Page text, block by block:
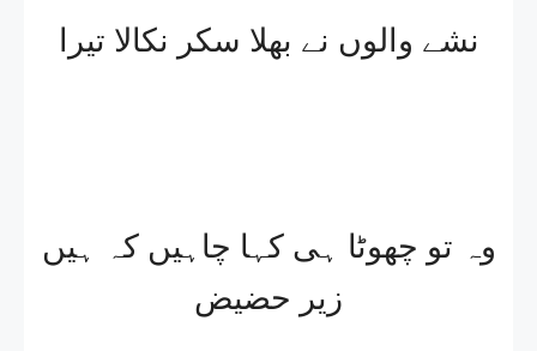
نشے والوں نے بھلا سکر نکالا تیرا
وہ تو چھوٹا ہی کہا چاہیں کہ ہیں
زیر حضیض